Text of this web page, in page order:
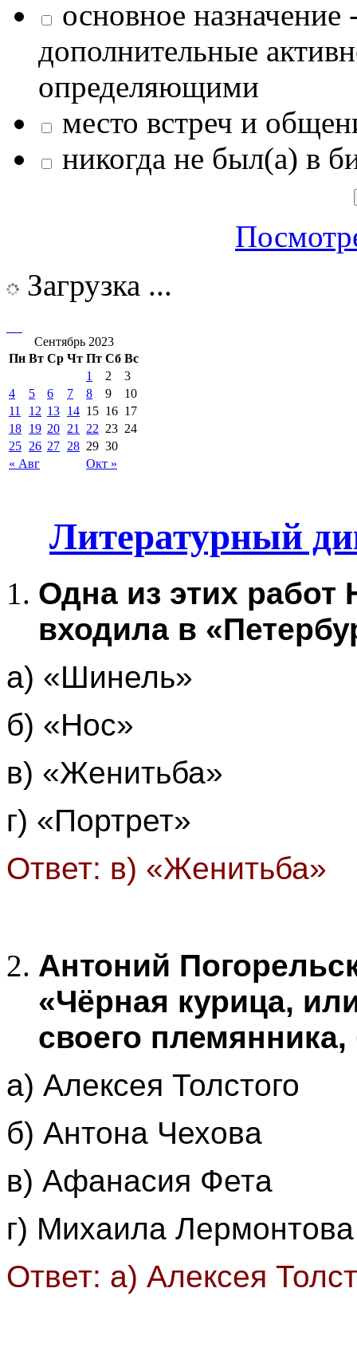
основное назначение
дополнительные
определяющими
место встреч и
никогда не был(а) в
Загрузка ...
Сентябрь 2023
Пн Вт Ср Чт Пт Сб Вс
« Авг Окт »
1 2
3
4
5 6 7 8 9
10
11
12 13 14 15 16 17
18 19 20 21 22 23 24
25 26 27 28 29 30
Литературный
Одна из этих работ
входила в
а) «Шинель»
б) «Нос»
в) «Женитьба»
г) «Портрет»
Ответ: в) «Женитьба»
Антоний
«Чёрная курица,
своего
а) Алексея Толстого
б) Антона Чехова
в) Афанасия Фета
г) Михаила Лермонтова
Ответ: а) Алексея